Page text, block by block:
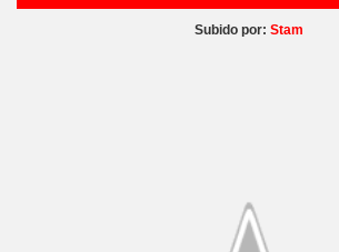
Subido por: Stam